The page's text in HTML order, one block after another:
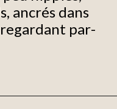
ancrés dans
par-